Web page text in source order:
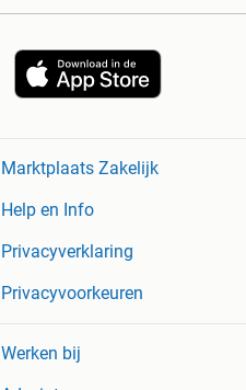
Marktplaats Zakelijk
Help en Info
Privacyverklaring
Privacyvoorkeuren
Werken bij